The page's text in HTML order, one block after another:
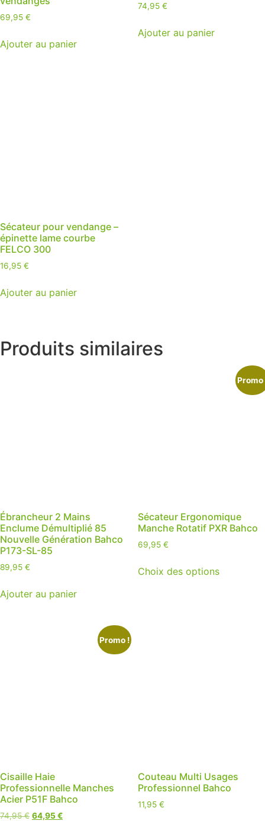
69,95 €
Ajouter au panier
74,95 €
Ajouter au panier
Sécateur pour vendange –
épinette lame courbe
FELCO 300
16,95 €
Ajouter au panier
Produits similaires
Ébrancheur 2 Mains
Enclume Démultiplié 85
Nouvelle Génération Bahco
P173-SL-85
89,95 €
Ajouter au panier
Promo
Sécateur Ergonomique
Manche Rotatif PXR Bahco
69,95 €
Choix des options
produit
Promo !
Cisaille Haie
Professionnelle Manches
Acier P51F Bahco
74,95€ Le
64,95€Le
Couteau Multi Usages
Professionnel Bahco
11,95 €